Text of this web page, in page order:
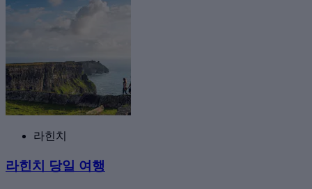
라힌치
라힌치 당일 여행